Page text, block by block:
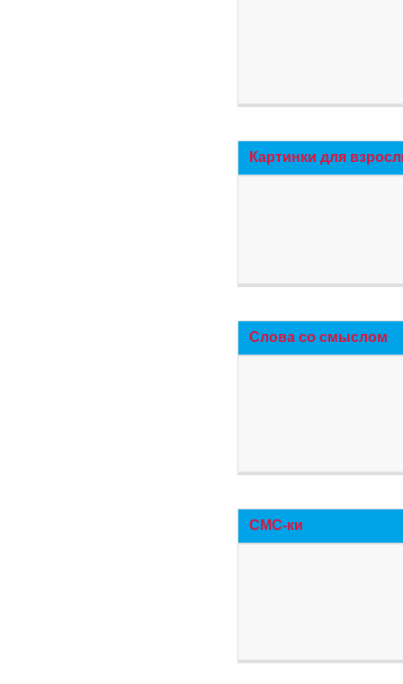
Картинки для
Слова со смыслом
СМС-ки